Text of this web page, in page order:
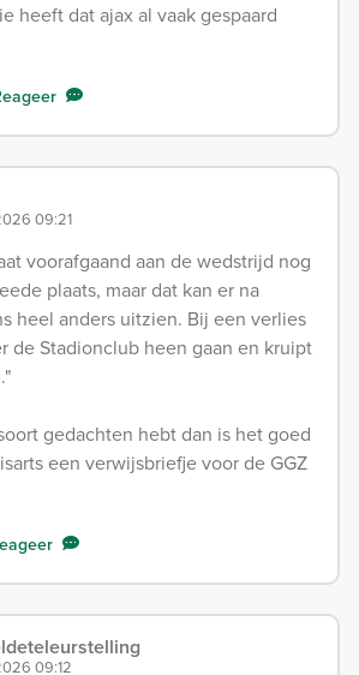
heeft dat ajax al vaak gespaard
09:21
voorafgaand aan de wedstrijd nog
plaats, maar dat kan er na
heel anders uitzien. Bij een verlies
de Stadionclub heen gaan en kruipt
gedachten hebt dan is het goed
een verwijsbriefje voor de GGZ
09:12